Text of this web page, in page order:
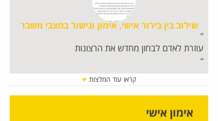
שילוב בין בירור אישי, אימון וגישור במצבי משבר
עוזרת לאדם לבחון מחדש את הרצונות
קראו עוד המלצות
אימון אישי